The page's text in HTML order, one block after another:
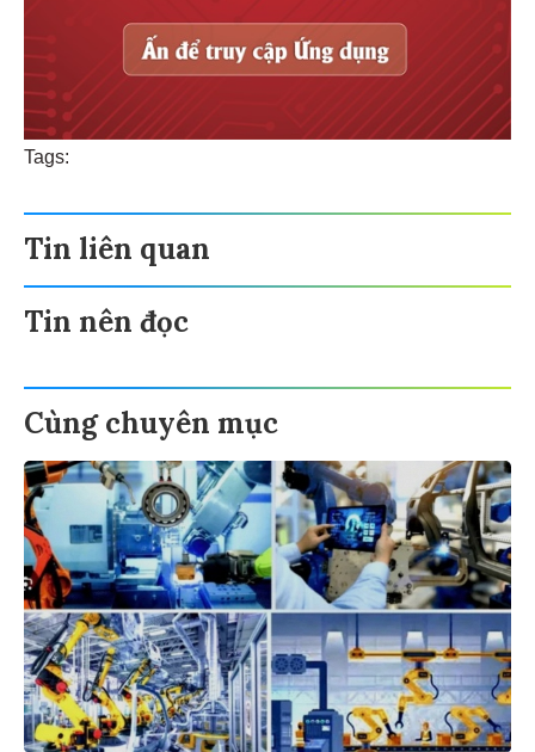
Tags:
Tin liên quan
Tin nên đọc
Cùng chuyên mục